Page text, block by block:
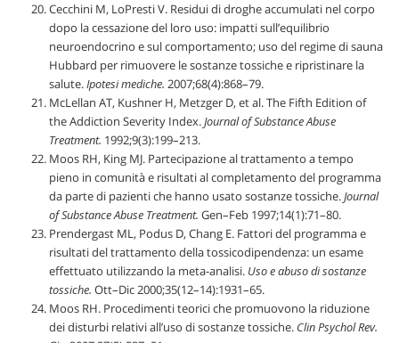
Cecchini M, LoPresti V. Residui di droghe accumulati nel corpo
dopo la cessazione del loro uso: impatti sull’equilibrio
neuroendocrino e sul comportamento; uso del regime di sauna
Hubbard per rimuovere le sostanze tossiche e ripristinare la
salute.Ipotesi mediche. 2007;68(4):868–79.
McLellan AT, Kushner H, Metzger D, et al. The Fifth Edition of
the Addiction Severity Index.Journal of Substance Abuse
Treatment. 1992;9(3):199–213.
Moos RH, King MJ. Partecipazione al trattamento a tempo
pieno in comunità e risultati al completamento del programma
da parte di pazienti che hanno usato sostanze tossiche.Journal
of Substance Abuse Treatment. Gen–Feb 1997;14(1):71–80.
Prendergast ML, Podus D, Chang E. Fattori del programma e
risultati del trattamento della tossicodipendenza: un esame
effettuato utilizzando la meta-analisi. Uso e abuso di sostanze
tossiche. Ott–Dic 2000;35(12–14):1931–65.
Moos RH. Procedimenti teorici che promuovono la riduzione
dei disturbi relativi all’uso di sostanze tossiche. Clin Psychol Rev.